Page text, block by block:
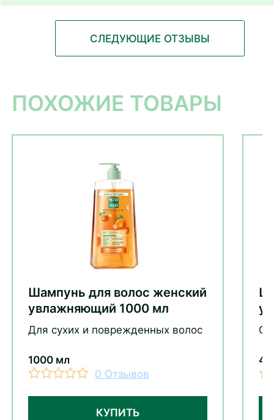
СЛЕДУЮЩИЕ ОТЗЫВЫ
ПОХОЖИЕ ТОВАРЫ
Шампунь для волос женский
увлажняющий 1000 мл
Для сухих и поврежденных волос
1000 мл
0 Отзывов
КУПИТЬ